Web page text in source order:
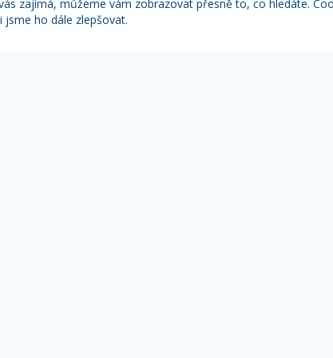
zajímá, můžeme vám zobrazovat přesně to, co hledáte.
ho dále zlepšovat.